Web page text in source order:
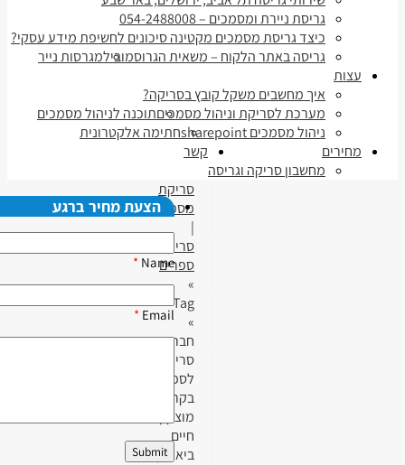
גריסת ניירת ומסמכים – 054-2488008
כיצד גריסת מסמכים מקטינה סיכונים לחשיפת מידע עסקי?
גריסה באתר הלקוח – משאית הגרוסמובילמגרסות נייר
עצות
איך מחשבים משקל קובץ בסריקה?
מערכת לסריקת וניהול מסמכיםתוכנה לניהול מסמכים
ניהול מסמכים sharepoint
חתימה אלקטרונית
מחירים
מחשבון סריקה וגריסה
קשר
סריקת
מסמכים
|
סריקת
ספרים
»
Tag
»
חברת
סריקה
לספרים
בקריית
מוצקין
חיים
ביאליק
הצעת מחיר ברגע
Name
*
Email
*